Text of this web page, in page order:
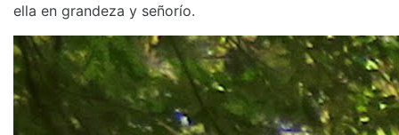
ella en grandeza y señorío.